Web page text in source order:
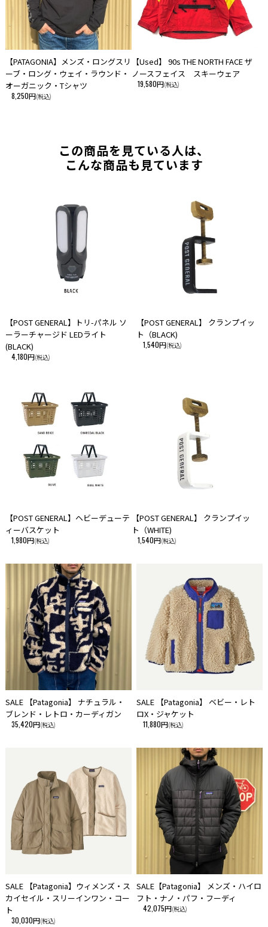
【PATAGONIA】メンズ・ロングスリ
ーブ・ロング・ウェイ・ラウンド・
オーガニック・Tシャツ
8,250円(税込)
【Used】 90s THE NORTH FACE ザ
ノースフェイス スキーウェア
19,580円(税込)
この商品を見ている人は、
こんな商品も見ています
【POST GENERAL】トリ-パネル ソ
ーラーチャージド LEDライト
(BLACK)
4,180円(税込)
【POST GENERAL】 クランプイッ
ト（BLACK)
1,540円(税込)
【POST GENERAL】ヘビーデューテ
ィーバスケット
1,980円(税込)
【POST GENERAL】 クランプイッ
ト（WHITE)
1,540円(税込)
SALE 【Patagonia】 ナチュラル・
ブレンド・レトロ・カーディガン
35,420円(税込)
SALE 【Patagonia】 ベビー・レト
ロX・ジャケット
11,880円(税込)
SALE 【Patagonia】ウィメンズ・ス
カイセイル・スリーインワン・コー
ト
30,030円(税込)
SALE【Patagonia】 メンズ・ハイロ
フト・ナノ・パフ・フーディ
42,075円(税込)